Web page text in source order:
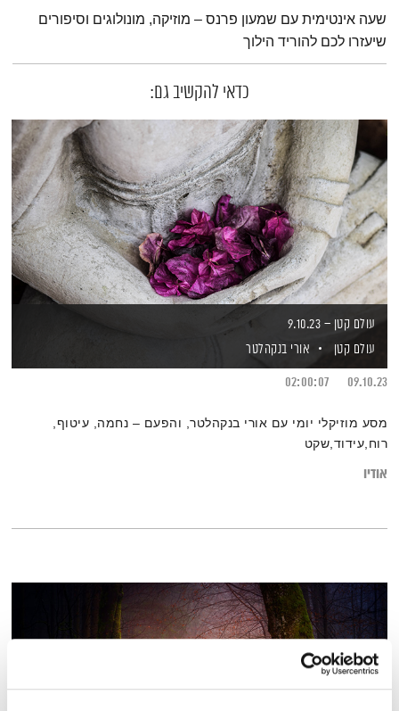
תמצית הפודקאסט
שעה אינטימית עם שמעון פרנס – מוזיקה, מונולוגים וסיפורים
שיעזרו לכם להוריד הילוך
כדאי להקשיב גם:
עולם קטן – 9.10.23
עולם קטן
אורי בנקהלטר
09.10.23
02:00:07
מסע מוזיקלי יומי עם אורי בנקהלטר, והפעם – נחמה, עיטוף,
רוח,עידוד,שקט
אודיו